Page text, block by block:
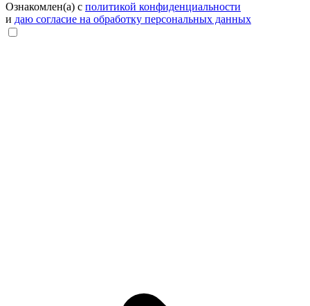
Ознакомлен(а) с политикой конфиденциальности
и даю согласие на обработку персональных данных